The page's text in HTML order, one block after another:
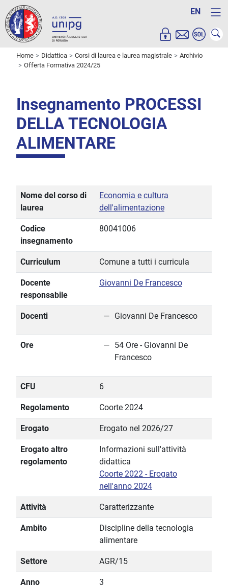
EN
Home Didattica Corsi di laurea e laurea magistrale
Archivio
Offerta Formativa 2024/25
Insegnamento PROCESSI
DELLA TECNOLOGIA
ALIMENTARE
Nome del corso di
laurea
Economia e cultura
dell'alimentazione
Codice
insegnamento
80041006
Curriculum Comune a tutti i curricula
Docente
responsabile
Giovanni De Francesco
Docenti Giovanni De Francesco
Ore
54 Ore - Giovanni De
Francesco
CFU 6
Regolamento Coorte 2024
Erogato Erogato nel 2026/27
Erogato altro
regolamento
Informazioni sull'attività
didattica
Coorte 2022 - Erogato
nell'anno 2024
Attività Caratterizzante
Ambito
Discipline della tecnologia
alimentare
Settore AGR/15
Anno 3